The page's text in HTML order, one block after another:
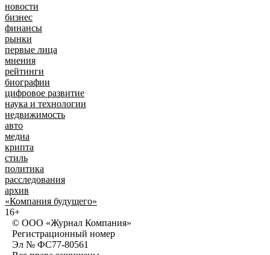
новости
бизнес
финансы
рынки
первые лица
мнения
рейтинги
биографии
цифровое развитие
наука и технологии
недвижимость
авто
медиа
крипта
стиль
политика
расследования
архив
«Компания будущего»
16+
© ООО «Журнал Компания»
Регистрационный номер
Эл № ФС77-80561